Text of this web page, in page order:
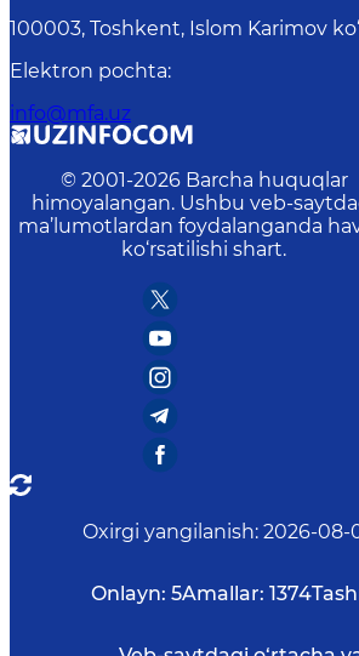
100003, Toshkent, Islom Karimov
Elektron pochta:
info@mfa.uz
© 2001-2026 Barcha huquqlar
himoyalangan. Ushbu veb-
ma’lumotlardan foydalanganda
ko‘rsatilishi shart.
Oxirgi yangilanish: 2026-08-
Onlayn: 5Amallar: 1374